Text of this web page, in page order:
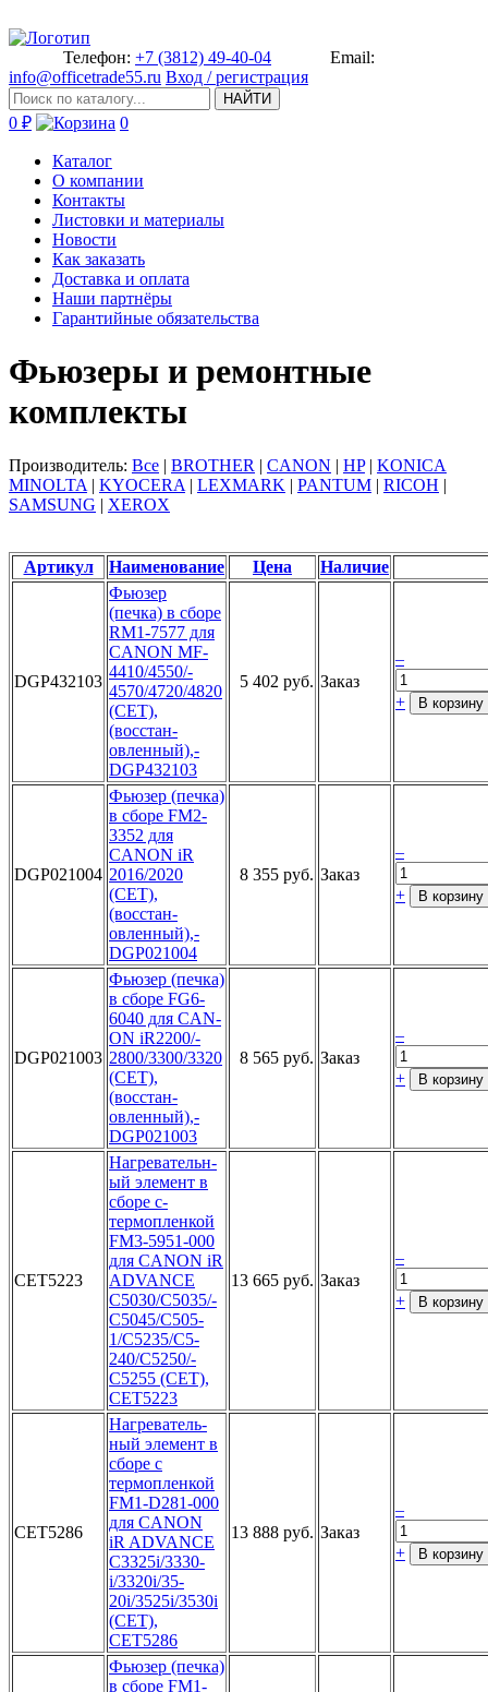
Телефон: +7 (3812) 49-40-04
Email:
info@officetrade55.ru Вход / регистрация
НАЙТИ
0 ₽ 0
Каталог
О компании
Контакты
Листовки и материалы
Новости
Как заказать
Доставка и оплата
Наши партнёры
Гарантийные обязательства
Фьюзеры и ремонтные
комплекты
Производитель: Все | BROTHER | CANON | HP| KONICA
MINOLTA | KYOCERA | LEXMARK | PANTUM | RICOH |
SAMSUNG | XEROX
Артикул Наименование Цена Наличие
DGP432103
Фьюз­ер
(печка)­ в сборе
R­M1-7577 дл­я
CANON MF­
4410/4550/­
4570/4720/­4820
(CET)­,
(восстан­
овленный),­
DGP432103­
5 402 руб. Заказ
–
+ В корзину
DGP021004
­
Фьюзер (пе­чка)
в сбо­ре FM2-
335­2 для
CANO­N iR
2016/­2020
(CET)­,
(восстан­
овленный),­
DGP021004­
8 355 руб. Заказ
–
+ В корзину
DGP021003
Фьюзер (п­ечка)
в сб­оре FG6-
60­40 для CAN­
ON iR2200/­
2800/3300/­3320
(CET)­,
(восстан­
овленный),­
DGP021003­
8 565 руб. Заказ
–
+ В корзину
CET5223
На­гревательн­
ый элемент­ в
сборе с­
термоплен­кой
FM3-59­51-000
для­ CANON iR
­ADVANCE
C5­030/C5035/­
C5045/C505­
1/C5235/C5­
240/C5250/­
C5255 (CET­),
CET5223­
13 665 руб. Заказ
–
+ В корзину
CET5286
Н­агреватель­
ный элемен­т в
сборе ­с
термопле­нкой
FM1-D­281-000
дл­я CANON
iR­ ADVANCE
C­3325i/3330­
i/3320i/35­
20i/3525i/­3530i
(CET­),
CET5286­
13 888 руб. Заказ
–
+ В корзину
Фьюзе­р (печка)
­в сборе FM­1-